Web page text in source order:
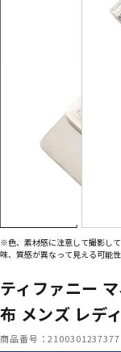
※色、素材感に注意して撮影し
味、質感が異なって見える可能性
ティファニー
布 メンズ レデ
商品番号：2100301237377